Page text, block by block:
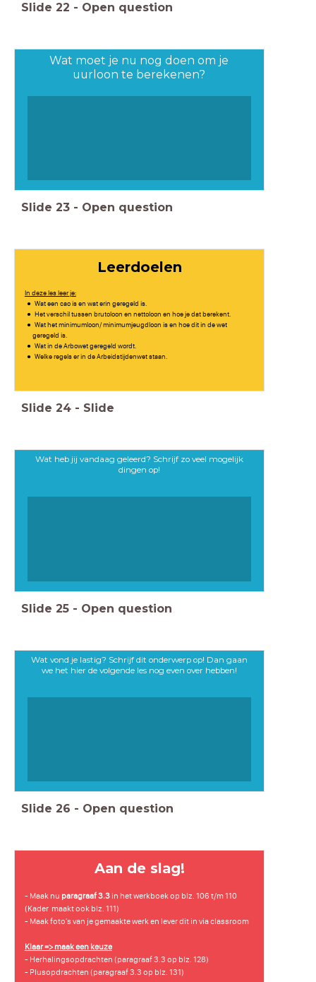
Slide 22 - Open question
Wat moet je nu nog doen om je
uurloon te berekenen?
Slide 23 - Open question
Leerdoelen
In deze les leer je:
Wat een cao is en wat erin geregeld is.
Het verschil tussen brutoloon en nettoloon en hoe je dat berekent.
Wat het minimumloon/ minimumjeugdloon is en hoe dit in de wet
geregeld is.
Wat in de Arbowet geregeld wordt.
Welke regels er in de Arbeidstijdenwet staan.
Slide 24 - Slide
Wat heb jij vandaag geleerd? Schrijf zo veel mogelijk
dingen op!
Slide 25 - Open question
Wat vond je lastig? Schrijf dit onderwerp op! Dan gaan
we het hier de volgende les nog even over hebben!
Slide 26 - Open question
Aan de slag!
- Maak nu paragraaf 3.3in het werkboek op blz. 106 t/m 110
(Kader maakt ook blz. 111)
- Maak foto's van je gemaakte werk en lever dit in via classroom
Klaar => maak een keuze
- Herhalingsopdrachten (paragraaf 3.3 op blz. 128)
- Plusopdrachten (paragraaf 3.3 op blz. 131)